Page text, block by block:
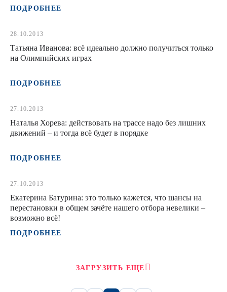
ПОДРОБНЕЕ
28.10.2013
Татьяна Иванова: всё идеально должно получиться только
на Олимпийских играх
ПОДРОБНЕЕ
27.10.2013
Наталья Хорева: действовать на трассе надо без лишних
движений – и тогда всё будет в порядке
ПОДРОБНЕЕ
27.10.2013
Екатерина Батурина: это только кажется, что шансы на
перестановки в общем зачёте нашего отбора невелики –
возможно всё!
ПОДРОБНЕЕ
ЗАГРУЗИТЬ ЕЩЕ